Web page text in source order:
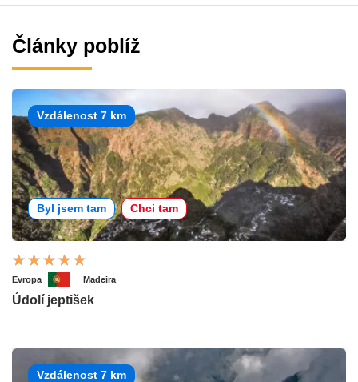
Články poblíž
Vzdálenost 7 km
Byl jsem tam Chci tam
Evropa Madeira
Údolí jeptišek
Vzdálenost 7 km